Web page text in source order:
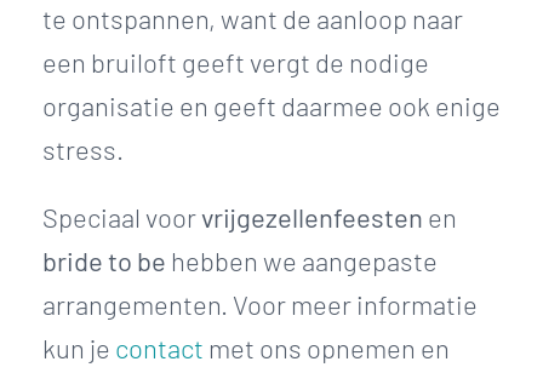
te ontspannen, want de aanloop naar
een bruiloft geeft vergt de nodige
organisatie en geeft daarmee ook enige
stress.
Speciaal voorvrijgezellenfeesten en
bride to be hebben we aangepaste
arrangementen. Voor meer informatie
kun je contact met ons opnemen en